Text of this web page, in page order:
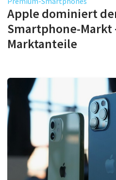
Apple dominiert
Smartphone-
Marktanteile